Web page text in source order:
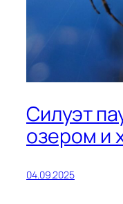
Силуэт
озером и
04.09.2025